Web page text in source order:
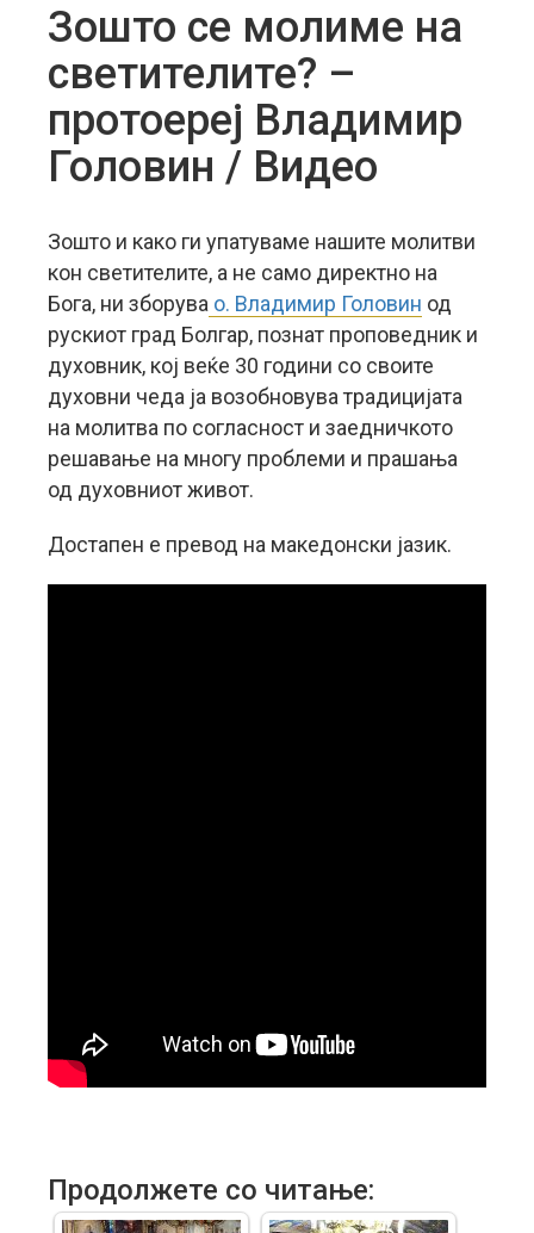
Зошто се молиме на
светителите? –
протоереј Владимир
Головин / Видео
Зошто и како ги упатуваме нашите молитви
кон светителите, а не само директно на
Бога, ни зборува о. Владимир Головин од
рускиот град Болгар, познат проповедник и
духовник, кој веќе 30 години со своите
духовни чеда ја возобновува традицијата
на молитва по согласност и заедничкото
решавање на многу проблеми и прашања
од духовниот живот.
Достапен е превод на македонски јазик.
Продолжете со читање: